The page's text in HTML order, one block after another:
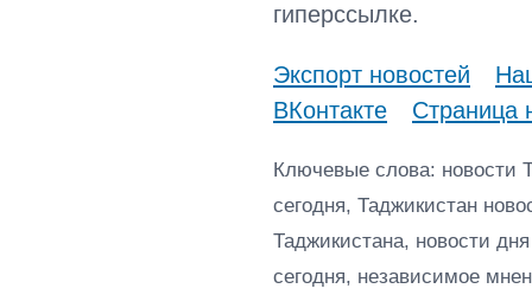
гиперссылке.
Экспорт новостей
ВКонтакте
Страница
Ключевые слова: новости
сегодня, Таджикистан
Таджикистана, новости
сегодня, независимое